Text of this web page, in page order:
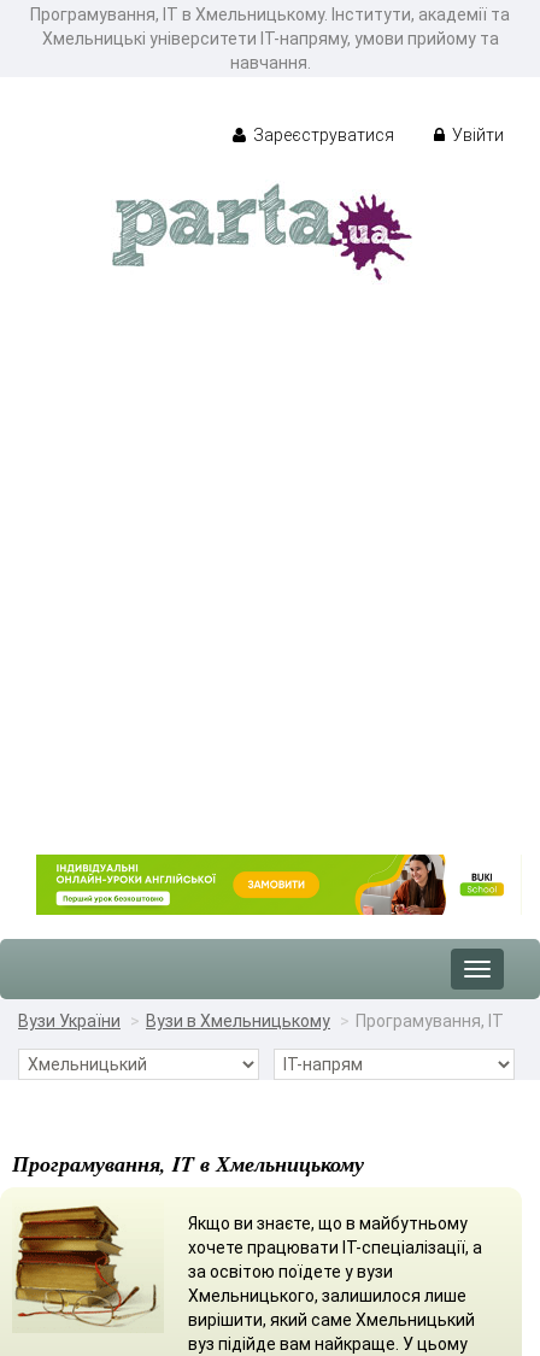
Програмування, IT в Хмельницькому. Інститути, академії та
Хмельницькі університети ІТ-напряму, умови прийому та
навчання.
Зареєструватися Увійти
Toggle
Вузи України
Вузи в Хмельницькому Програмування, IT
Програмування, IT в Хмельницькому
Якщо ви знаєте, що в майбутньому
хочете працювати ІТ-спеціалізації, а
за освітою поїдете у вузи
Хмельницького, залишилося лише
вирішити, який саме Хмельницький
вуз підійде вам найкраще. У цьому